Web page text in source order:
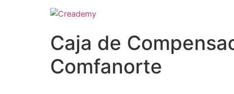
Caja de
Comfanorte